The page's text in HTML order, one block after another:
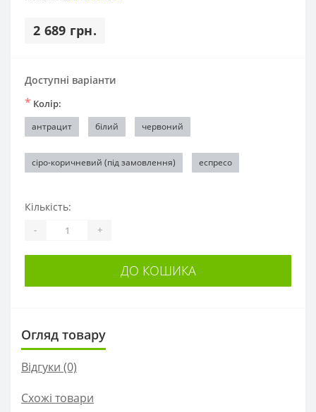
2 689 грн.
Доступні варіанти
* Колір:
антрацит білий червоний
сіро-коричневий (під замовлення) еспресо
Кількість:
- +
ДО КОШИКА
Огляд товару
Відгуки (0)
Схожі товари